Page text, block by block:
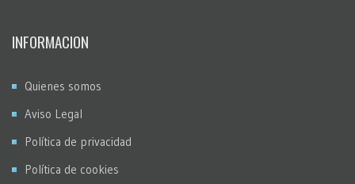
INFORMACION
Quienes somos
Aviso Legal
Política de privacidad
Política de cookies